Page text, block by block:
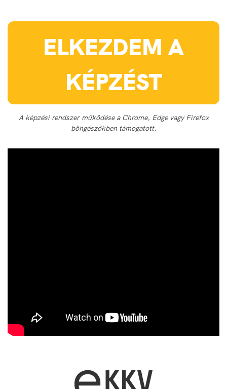
ELKEZDEM A
KÉPZÉST
A képzési rendszer működése a Chrome, Edge vagy Firefox
böngészőkben támogatott.